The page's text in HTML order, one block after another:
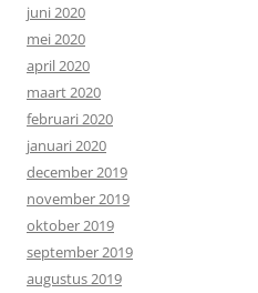
juni 2020
mei 2020
april 2020
maart 2020
februari 2020
januari 2020
december 2019
november 2019
oktober 2019
september 2019
augustus 2019